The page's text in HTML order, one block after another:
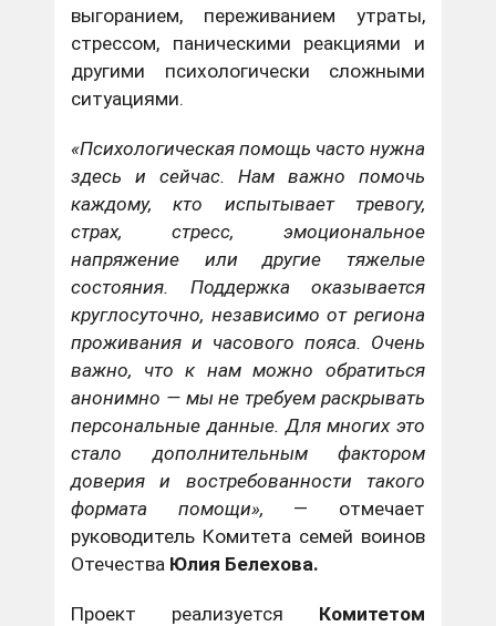
выгоранием, переживанием утраты,
стрессом, паническими реакциями и
другими психологически сложными
ситуациями.
«Психологическая помощь часто нужна
здесь и сейчас. Нам важно помочь
каждому, кто испытывает тревогу,
страх, стресс, эмоциональное
напряжение или другие тяжелые
состояния. Поддержка оказывается
круглосуточно, независимо от региона
проживания и часового пояса. Очень
важно, что к нам можно обратиться
анонимно — мы не требуем раскрывать
персональные данные. Для многих это
стало дополнительным фактором
доверия и востребованности такого
формата помощи», — отмечает
руководитель Комитета семей воинов
Отечества Юлия Белехова.
Проект реализуется Комитетом